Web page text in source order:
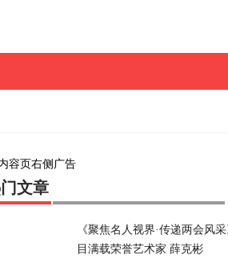
文章
《聚焦名人视界·传递两会风
目满载荣誉艺术家 薛克彬